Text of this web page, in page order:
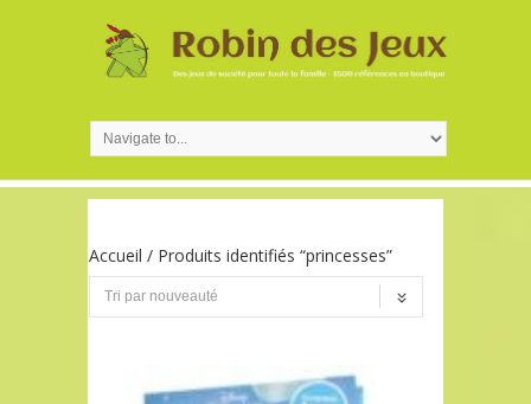
Accueil / Produits identifiés “princesses”